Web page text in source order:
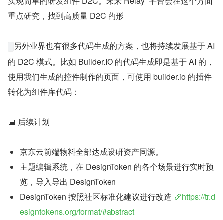
重点研究，找到高质量 D2C 的形
另外业界也有很多代码生成的方案，也将持续发展基于 AI
的 D2C 模式。比如 Builder.IO 的代码生成即是基于 AI 的，
使用我们生成的控件制作的页面，可使用 builder.io 的插件
转化为组件库代码：
📅 后续计划
京东云前端物料全部达成设研资产同源。
主题编辑系统，在 DesignToken 的各个场景进行实时预
览，导入导出 DesignToken
DesignToken 按照社区标准化建议进行改造
https://tr.d
esigntokens.org/format/#abstract